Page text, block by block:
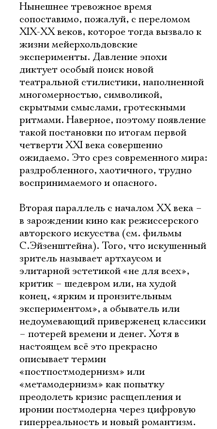
Нынешнее тревожное время
сопоставимо, пожалуй, с переломом
XIX-XX веков, которое тогда вызвало к
жизни мейерхольдовские
эксперименты. Давление эпохи
диктует особый поиск новой
театральной стилистики, наполненной
многомерностью, символикой,
скрытыми смыслами, гротескными
ритмами. Наверное, поэтому появление
такой постановки по итогам первой
четверти XXI века совершенно
ожидаемо. Это срез современного мира:
раздробленного, хаотичного, трудно
воспринимаемого и опасного.
Вторая параллель с началом ХХ века –
в зарождении кино как режиссерского
авторского искусства (см. фильмы
С.Эйзенштейна). Того, что искушенный
зритель называет артхаусом и
элитарной эстетикой «не для всех»,
критик – шедевром или, на худой
конец, «ярким и пронзительным
экспериментом», а обыватель или
недоумевающий приверженец классики
– потерей времени и денег. Хотя в
настоящем всё это прекрасно
описывает термин
«постпостмодернизм» или
«метамодернизм» как попытку
преодолеть кризис расщепления и
иронии постмодерна через цифровую
гиперреальность и новый романтизм.